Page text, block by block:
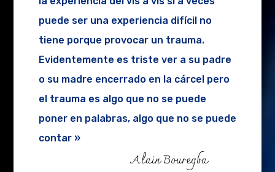
puede ser una experiencia difícil no
tiene porque provocar un trauma.
Evidentemente es triste ver a su padre
o su madre encerrado en la cárcel pero
el trauma es algo que no se puede
poner en palabras, algo que no se puede
contar »
Alain Bouregba